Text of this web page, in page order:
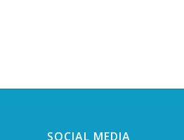
SOCIAL MEDIA